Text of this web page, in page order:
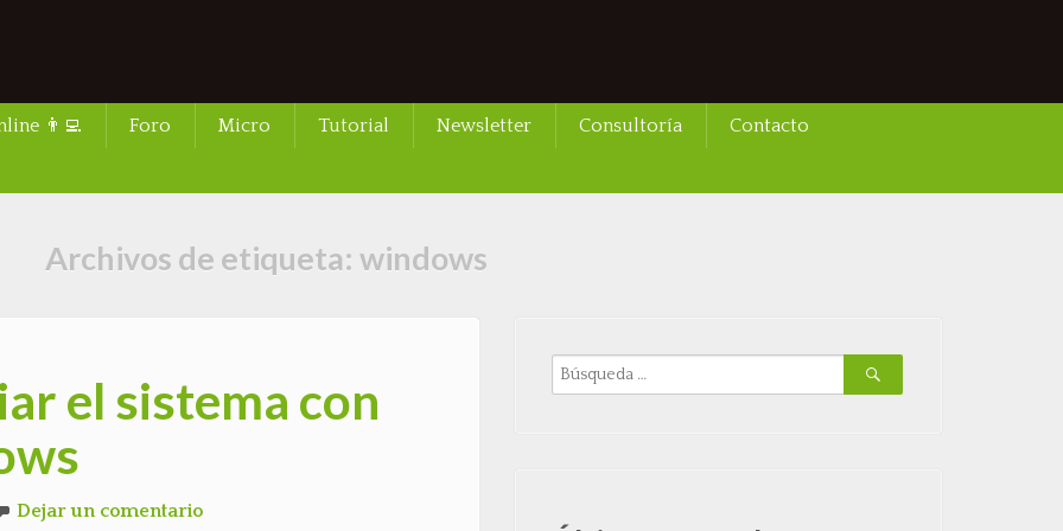
👨‍💻 Foro Micro Tutorial Newsletter Consultoría Contacto
Archivos de etiqueta: windows
el sistema con
Dejar un comentario